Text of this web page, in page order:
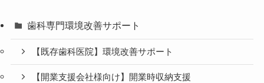
歯科専門環境改善サポート
【既存歯科医院】環境改善サポート
【開業支援会社様向け】開業時収納支援